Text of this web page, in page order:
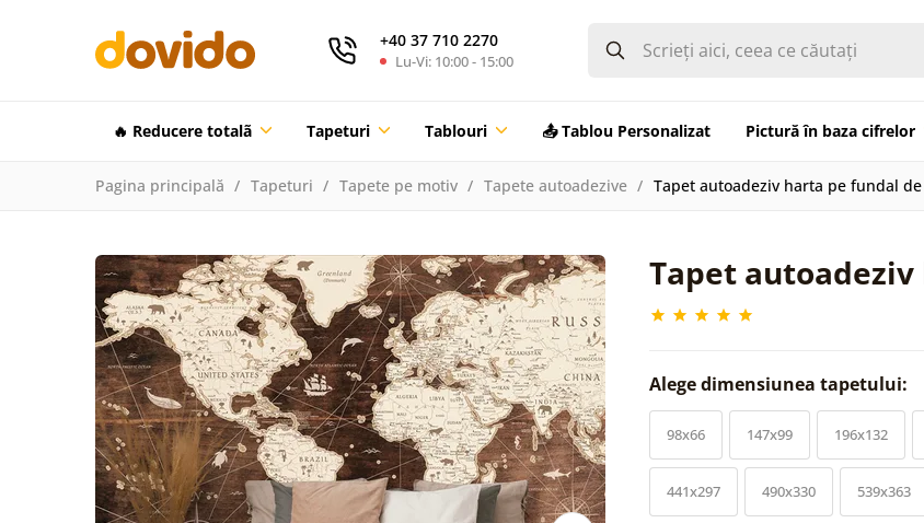
+40 37 710 2270
Lu-Vi: 10:00 - 15:00
🔥 Reducere totalã Tapeturi Tablouri 📤 Tablou Personalizat Pictură în baza cifrelor
Pagina principală Tapeturi Tapete pe motiv Tapete autoadezive Tapet autoadeziv harta pe fundal
Tapet
Alege dimensiunea tapetului:
98x66 147x99 196x132
441x297 490x330 539x363